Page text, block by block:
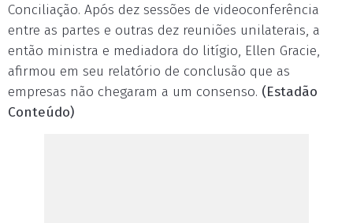
Conciliação. Após dez sessões de videoconferência
entre as partes e outras dez reuniões unilaterais, a
então ministra e mediadora do litígio, Ellen Gracie,
afirmou em seu relatório de conclusão que as
empresas não chegaram a um consenso. (Estadão
Conteúdo)